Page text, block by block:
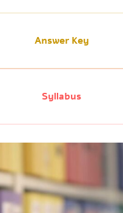
Answer Key
Syllabus